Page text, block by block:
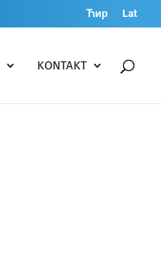
Ћир Lat
KONTAKT